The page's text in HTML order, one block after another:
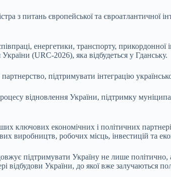
з питань європейської та євроатлантичної
енергетики, транспорту, прикордонної
(URC-2026), яка відбудеться у Гданську.
підтримувати інтеграцію
відновлення України, підтримку
ключових економічних і політичних
виробництв, робочих місць, інвестицій та
підтримувати Україну не лише
України, до якої вже залучаються